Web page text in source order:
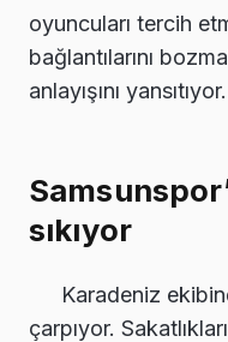
oyuncuları tercih
bağlantılarını
anlayışını yansıtıyor.
sıkıyor
Karadeniz
çarpıyor.